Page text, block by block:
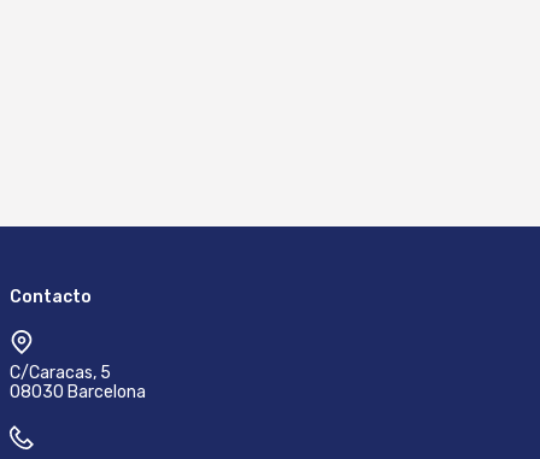
Contacto
C/Caracas, 5
08030 Barcelona